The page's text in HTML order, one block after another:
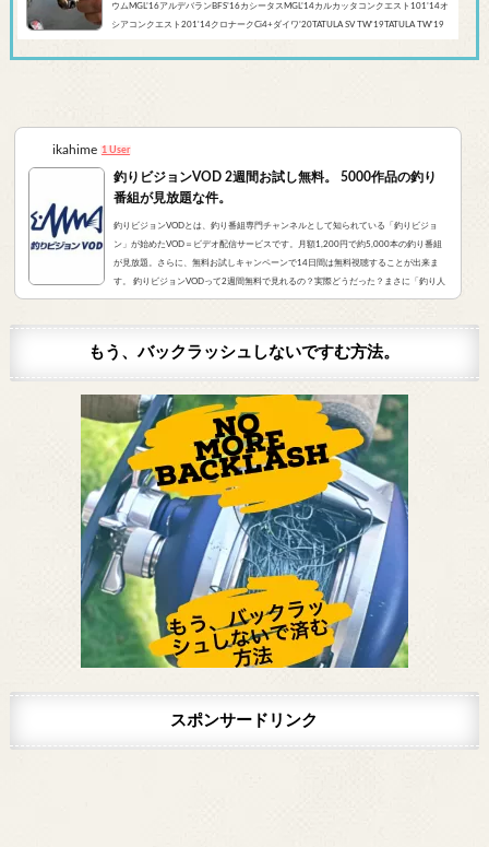
ウムMGL’16アルデバランBFS’16カシータスMGL’14カルカッタコンクエスト101’14オ
シアコンクエスト201'14クロナークCi4+ダイワ’20TATULA SV TW'19TATULA TW'19
ガルシア’...
ikahime 1 User
釣りビジョンVOD 2週間お試し無料。 5000作品の釣り
番組が見放題な件。
釣りビジョンVODとは、釣り番組専門チャンネルとして知られている「釣りビジョ
ン」が始めたVOD＝ビデオ配信サービスです。月額1,200円で約5,000本の釣り番組
が見放題。さらに、無料お試しキャンペーンで14日間は無料視聴することが出来ま
す。 釣りビジョンVODって2週間無料で見れるの？実際どうだった？まさに「釣り人
が求めていたVOD」でした。実際にサービスを申し込んだので、レビューをお伝えし
もう、バックラッシュしないですむ方法。
スポンサードリンク